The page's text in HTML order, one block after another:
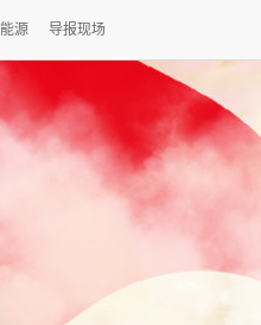
能源 导报现场